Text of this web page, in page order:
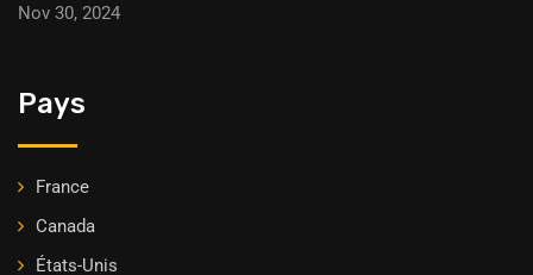
Nov 30, 2024
Pays
France
Canada
États-Unis